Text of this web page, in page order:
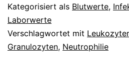
Kategorisiert als Blutwerte,
Laborwerte
Verschlagwortet mit
Granulozyten, Neutrophilie